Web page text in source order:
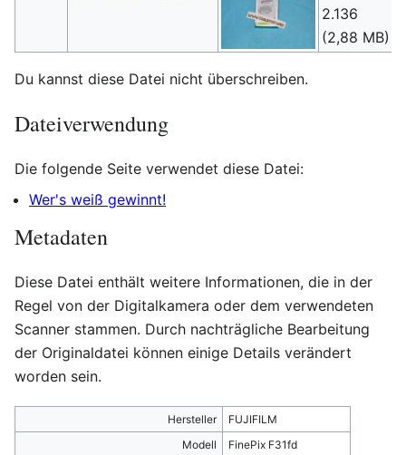
2.136
(2,88 MB)
Du kannst diese Datei nicht überschreiben.
Dateiverwendung
Die folgende Seite verwendet diese Datei:
Wer's weiß gewinnt!
Metadaten
Diese Datei enthält weitere Informationen, die in der
Regel von der Digitalkamera oder dem verwendeten
Scanner stammen. Durch nachträgliche Bearbeitung
der Originaldatei können einige Details verändert
worden sein.
Hersteller
FUJIFILM
Modell
FinePix F31fd